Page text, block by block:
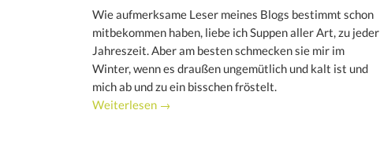
Wie aufmerksame Leser meines Blogs bestimmt schon
mitbekommen haben, liebe ich Suppen aller Art, zu jeder
Jahreszeit. Aber am besten schmecken sie mir im
Winter, wenn es draußen ungemütlich und kalt ist und
mich ab und zu ein bisschen fröstelt.
Weiterlesen →